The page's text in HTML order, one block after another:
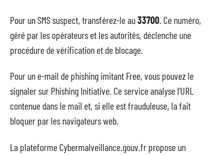
Pour un SMS suspect, transférez-le au33700 . Ce numéro,
géré par les opérateurs et les autorités, déclenche une
procédure de vérification et de blocage.
Pour un e-mail de phishing imitant Free, vous pouvez le
signaler sur Phishing Initiative. Ce service analyse l’URL
contenue dans le mail et, si elle est frauduleuse, la fait
bloquer par les navigateurs web.
La plateforme Cybermalveillance.gouv.fr propose un